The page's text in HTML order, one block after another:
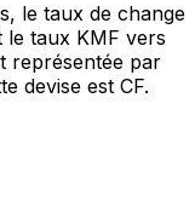
le taux de change
taux KMF vers
représentée par
devise est CF.